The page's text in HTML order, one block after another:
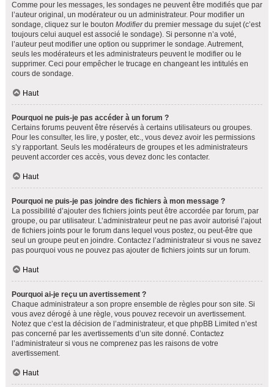
Comme pour les messages, les sondages ne peuvent être modifiés que par
l’auteur original, un modérateur ou un administrateur. Pour modifier un
sondage, cliquez sur le bouton Modifierdu premier message du sujet (c’est
toujours celui auquel est associé le sondage). Si personne n’a voté,
l’auteur peut modifier une option ou supprimer le sondage. Autrement,
seuls les modérateurs et les administrateurs peuvent le modifier ou le
supprimer. Ceci pour empêcher le trucage en changeant les intitulés en
cours de sondage.
Haut
Pourquoi ne puis-je pas accéder à un forum ?
Certains forums peuvent être réservés à certains utilisateurs ou groupes.
Pour les consulter, les lire, y poster, etc., vous devez avoir les permissions
s’y rapportant. Seuls les modérateurs de groupes et les administrateurs
peuvent accorder ces accès, vous devez donc les contacter.
Haut
Pourquoi ne puis-je pas joindre des fichiers à mon message ?
La possibilité d’ajouter des fichiers joints peut être accordée par forum, par
groupe, ou par utilisateur. L’administrateur peut ne pas avoir autorisé l’ajout
de fichiers joints pour le forum dans lequel vous postez, ou peut-être que
seul un groupe peut en joindre. Contactez l’administrateur si vous ne savez
pas pourquoi vous ne pouvez pas ajouter de fichiers joints sur un forum.
Haut
Pourquoi ai-je reçu un avertissement ?
Chaque administrateur a son propre ensemble de règles pour son site. Si
vous avez dérogé à une règle, vous pouvez recevoir un avertissement.
Notez que c’est la décision de l’administrateur, et que phpBB Limited n’est
pas concerné par les avertissements d’un site donné. Contactez
l’administrateur si vous ne comprenez pas les raisons de votre
avertissement.
Haut